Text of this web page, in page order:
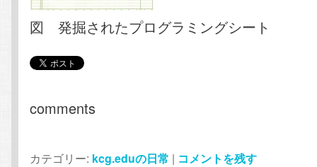
図 発掘されたプログラミングシート
comments
カテゴリー: kcg.eduの日常 | コメントを残す